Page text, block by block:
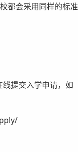
都会采用同样的标准
提交入学申请，如